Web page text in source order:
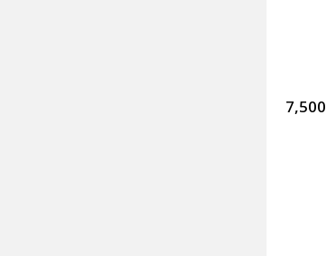
تُقدر قيمة حقيبة "Bijoux Secret Bag" من دار سكيافاريلي بمبلغ يتراوح بين 7,500